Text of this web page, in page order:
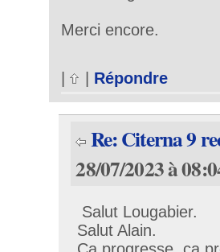
Merci encore.
Répondre
Re: Citerna 9
28/07/2023 à
Salut Lougabier.
Salut Alain.